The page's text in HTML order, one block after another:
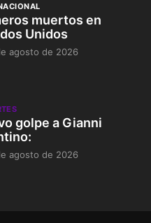
muertos en
Unidos
agosto de 2026
golpe a Gianni
agosto de 2026